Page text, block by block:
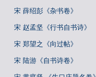
宋 薛绍彭《杂书卷》
宋 赵孟坚《行书自书诗》
宋 郑望之《向过帖》
宋 陆游《自书诗卷》